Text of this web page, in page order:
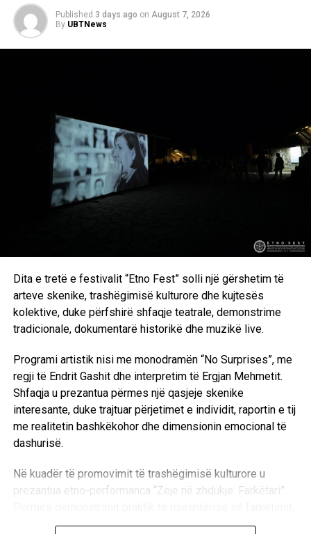
Published 3 days ago on August 7, 2026
By UBTNews
Dita e tretë e festivalit “Etno Fest” solli një gërshetim të
arteve skenike, trashëgimisë kulturore dhe kujtesës
kolektive, duke përfshirë shfaqje teatrale, demonstrime
tradicionale, dokumentarë historikë dhe muzikë live.
Programi artistik nisi me monodramën “No Surprises”, me
regji të Endrit Gashit dhe interpretim të Ergjan Mehmetit.
Shfaqja u prezantua përmes një qasjeje skenike
interesante, duke trajtuar përjetimet e individit, raportin e tij
me realitetin bashkëkohor dhe dimensionin emocional të
dashurisë.
Në kuadër të promovimit të trashëgimisë kulturore u
prezantua etno-performanca “Zeje në zhdukje: Farkëtari”.
performanca vuri në pah rëndësinë e ruajtjes dhe